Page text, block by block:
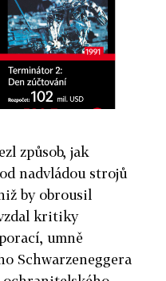
způsob, jak
nadvládou strojů
by obrousil
kritiky
umně
Schwarzeneggera